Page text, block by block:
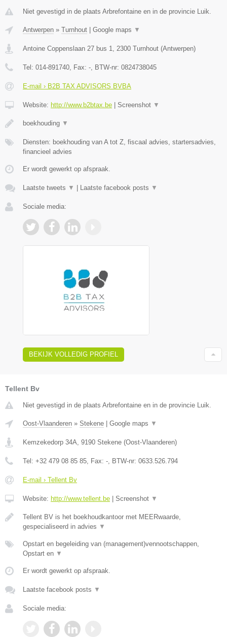
Niet gevestigd in de plaats Arbrefontaine en in de provincie Luik.
Antwerpen » Turnhout Google maps ▼
Antoine Coppenslaan 27 bus 1, 2300 Turnhout (Antwerpen)
Tel: 014-891740, Fax: -, BTW-nr: 0824738045
E-mail › B2B TAX ADVISORS BVBA
Website: http://www.b2btax.be Screenshot ▼
boekhouding ▼
Diensten: boekhouding van A tot Z, fiscaal advies, startersadvies,
financieel advies
Er wordt gewerkt op afspraak.
Laatste tweets ▼ Laatste facebook posts ▼
Sociale media:
BEKIJK VOLLEDIG PROFIEL
Tellent Bv
Niet gevestigd in de plaats Arbrefontaine en in de provincie Luik.
Oost-Vlaanderen » Stekene | Google maps ▼
Kemzekedorp 34A 9190 Stekene (Oost-Vlaanderen)
Tel: +32 479 08 85 85 , Fax: - , BTW-nr: 0633.526.794
E-mail › Tellent Bv
Website: http://www.tellent.be | Screenshot ▼
Tellent BV is het boekhoudkantoor met MEERwaarde,
gespecialiseerd in advies ▼
Opstart en begeleiding van (management)vennootschappen,
Opstart en ▼
Er wordt gewerkt op afspraak.
Laatste facebook posts ▼
Sociale media: